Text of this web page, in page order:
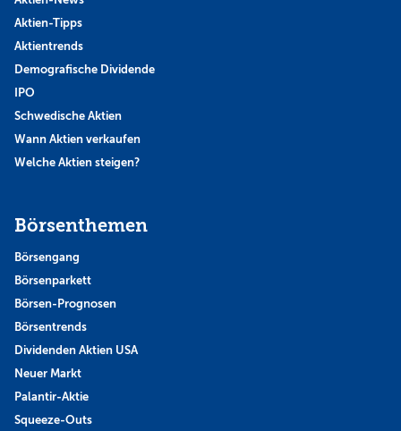
Aktien-Tipps
Aktientrends
Demografische Dividende
IPO
Schwedische Aktien
Wann Aktien verkaufen
Welche Aktien steigen?
Börsenthemen
Börsengang
Börsenparkett
Börsen-Prognosen
Börsentrends
Dividenden Aktien USA
Neuer Markt
Palantir-Aktie
Squeeze-Outs